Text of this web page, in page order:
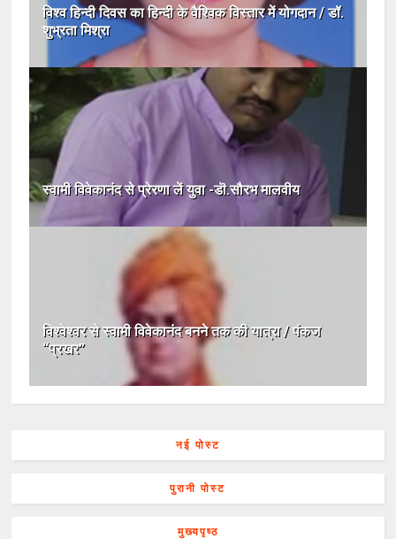
विश्व हिन्दी दिवस का हिन्दी के वैश्विक विस्तार में योगदान / डॉ.
शुभ्रता मिश्रा
स्वामी विवेकानंद से प्रेरणा लें युवा -डॊ.सौरभ मालवीय
विश्वेश्वर से स्वामी विवेकानंद बनने तक की यात्रा / पंकज
“प्रखर”
नई पोस्ट
पुरानी पोस्ट
मुख्यपृष्ठ